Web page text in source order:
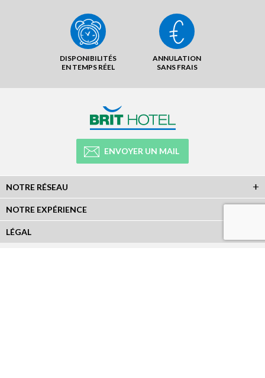
DISPONIBILITÉS
EN TEMPS RÉEL
ANNULATION
SANS FRAIS
ENVOYER UN MAIL
NOTRE RÉSEAU
NOTRE EXPÉRIENCE
LÉGAL